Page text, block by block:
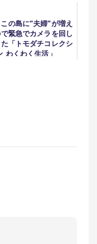
この島に"夫婦"が増え
緊急でカメラを回し
「トモダチコレクシ
わくわく生活」